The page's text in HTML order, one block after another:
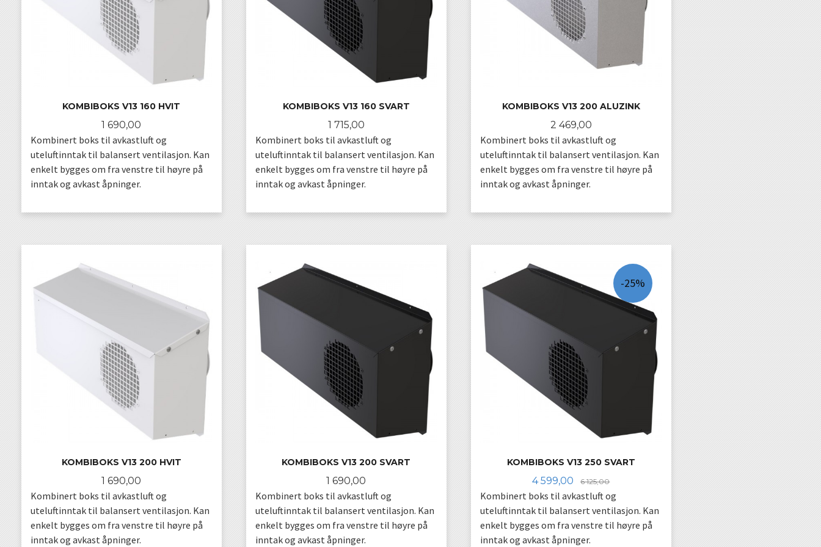
KOMBIBOKS V13 160 HVIT
Pris
1 690,00
KJØP
Kombinert boks til avkastluft og
uteluftinntak til balansert ventilasjon. Kan
enkelt bygges om fra venstre til høyre på
inntak og avkast åpninger.
KOMBIBOKS V13 160 SVART
Pris
1 715,00
KJØP
Kombinert boks til avkastluft og
uteluftinntak til balansert ventilasjon. Kan
enkelt bygges om fra venstre til høyre på
inntak og avkast åpninger.
KOMBIBOKS V13 200 ALUZINK
Pris
2 469,00
KJØP
Kombinert boks til avkastluft og
uteluftinntak til balansert ventilasjon. Kan
enkelt bygges om fra venstre til høyre på
inntak og avkast åpninger.
KOMBIBOKS V13 200 HVIT
Pris
1 690,00
Kombinert boks til avkastluft og
uteluftinntak til balansert ventilasjon. Kan
enkelt bygges om fra venstre til høyre på
inntak og avkast åpninger.
KOMBIBOKS V13 200 SVART
Pris
1 690,00
Kombinert boks til avkastluft og
uteluftinntak til balansert ventilasjon. Kan
enkelt bygges om fra venstre til høyre på
inntak og avkast åpninger.
KOMBIBOKS V13 250 SVART
Tilbud
4 599,00 6 125,00Rabatt
-25%
Kombinert boks til avkastluft og
uteluftinntak til balansert ventilasjon. Kan
enkelt bygges om fra venstre til høyre på
inntak og avkast åpninger.